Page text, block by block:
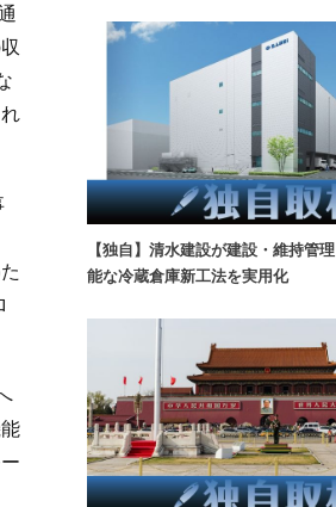
【独自】清水建設が建設・維持管
能な冷蔵倉庫新工法を実用化